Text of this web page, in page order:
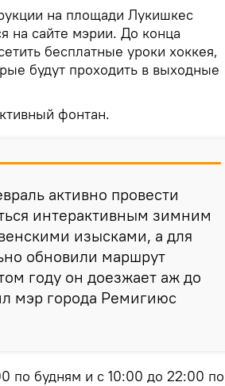
на площади Лукишкес
на сайте мэрии. До конца
бесплатные уроки хоккея,
будут проходить в выходные
фонтан.
активно провести
интерактивным зимним
изысками, а для
обновили маршрут
году он доезжает аж до
мэр города Ремигиюс
по будням и с 10:00 до 22:00 по